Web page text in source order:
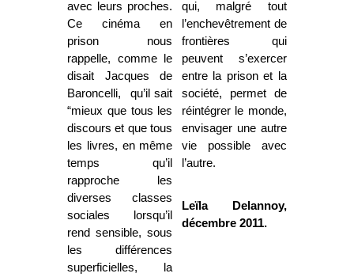
avec leurs proches.
Ce cinéma en
prison nous
rappelle, comme le
disait Jacques de
Baroncelli, qu’il sait
“mieux que tous les
discours et que tous
les livres, en même
temps qu’il
rapproche les
diverses classes
sociales lorsqu’il
rend sensible, sous
les différences
superficielles, la
qui, malgré tout
l’enchevêtrement de
frontières qui
peuvent s’exercer
entre la prison et la
société, permet de
réintégrer le monde,
envisager une autre
vie possible avec
l’autre.
Leïla Delannoy,
décembre 2011.